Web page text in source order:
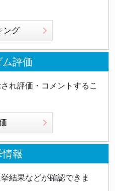
ング
ム評価
れ評価・コメントするこ
報
結果などが確認できま